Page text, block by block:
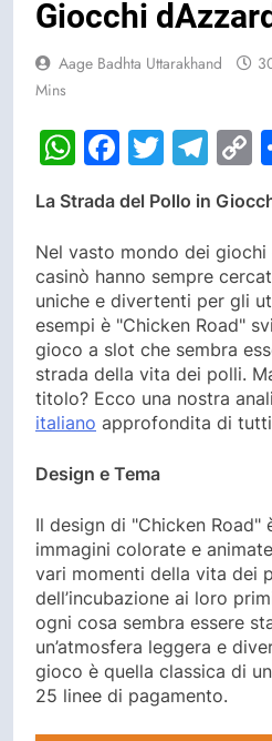
Giocchi
Aage Badhta Uttarakhand
Mins
WhatsApp
La Strada del Pollo in
Nel vasto mondo dei giochi
casinò hanno sempre
uniche e divertenti per gli
esempi è "Chicken Road"
gioco a slot che sembra
strada della vita dei polli.
titolo? Ecco una nostra
italiano approfondita di
Design e Tema
Il design di "Chicken Road"
immagini colorate e
vari momenti della vita dei
dell’incubazione ai loro
ogni cosa sembra essere
un’atmosfera leggera e
gioco è quella classica di
25 linee di pagamento.